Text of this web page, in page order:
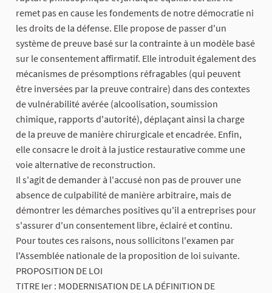
remet pas en cause les fondements de notre démocratie ni
les droits de la défense. Elle propose de passer d'un
système de preuve basé sur la contrainte à un modèle basé
sur le consentement affirmatif. Elle introduit également des
mécanismes de présomptions réfragables (qui peuvent
être inversées par la preuve contraire) dans des contextes
de vulnérabilité avérée (alcoolisation, soumission
chimique, rapports d'autorité), déplaçant ainsi la charge
de la preuve de manière chirurgicale et encadrée. Enfin,
elle consacre le droit à la justice restaurative comme une
voie alternative de reconstruction.
​Il s'agit de demander à l'accusé non pas de prouver une
absence de culpabilité de manière arbitraire, mais de
démontrer les démarches positives qu'il a entreprises pour
s'assurer d'un consentement libre, éclairé et continu.
​Pour toutes ces raisons, nous sollicitons l'examen par
l'Assemblée nationale de la proposition de loi suivante.
​PROPOSITION DE LOI
​TITRE Ier : MODERNISATION DE LA DÉFINITION DE